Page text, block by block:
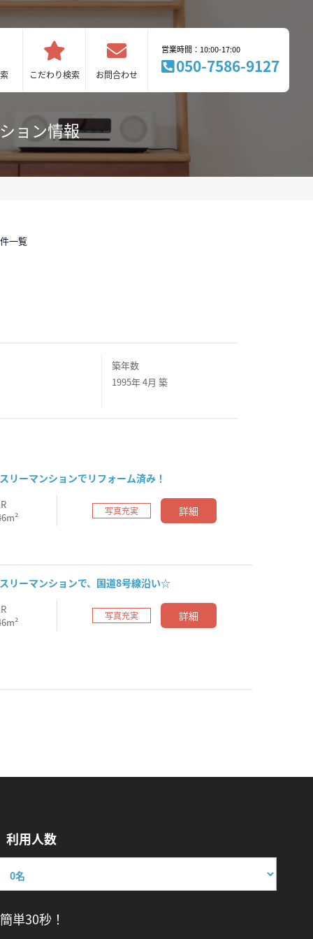
こだわり検索 お問合わせ
営業時間：10:00-17:00
050-7586-9127
ョン情報
一覧
築年数
1995年 4月 築
ーマンションでリフォーム済み！
写真充実 詳細
リーマンションで、国道8号線沿い☆
写真充実 詳細
利用人数
単30秒！